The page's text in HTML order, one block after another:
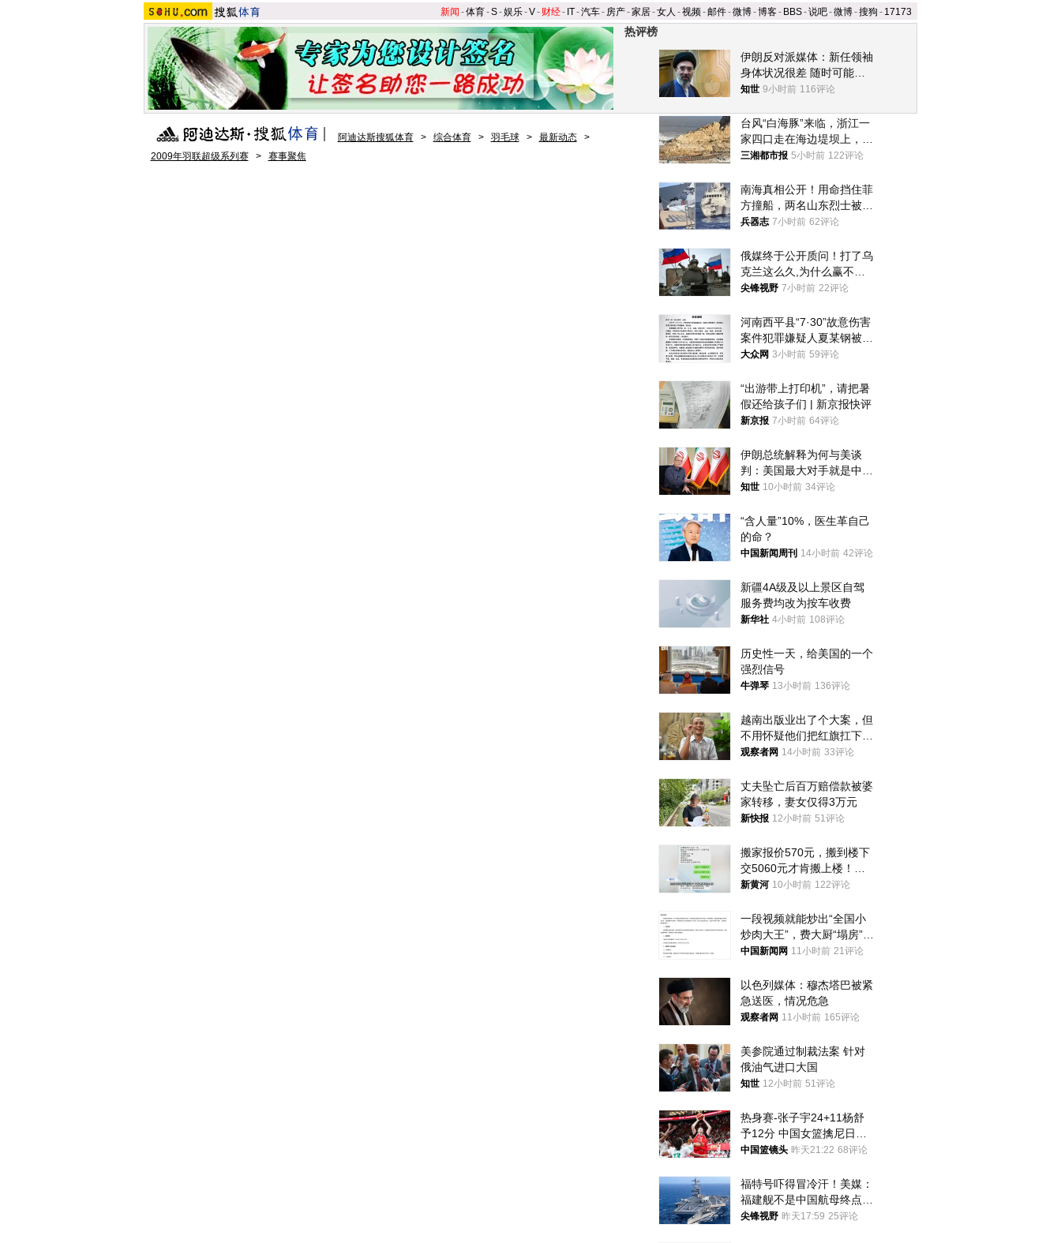
新闻 -体育-S-娱乐-V- 财经- IT-汽车- 房产-家居-女人 -视频-邮件-微博-博客- BBS-说吧-微博-搜狗 - 17173
热评榜
伊朗反对派媒体：新任领袖
身体状况很差 随时可能离
世
知世 9小时前 116评论
台风“白海豚”来临，浙江一
家四口走在海边堤坝上，其
中9岁男孩被巨浪卷入海
三湘都市报 5小时前 122评论
南海真相公开！用命挡住菲
方撞船，两名山东烈士被授
武警最高荣誉
兵器志 7小时前 62评论
俄媒终于公开质问！打了乌
克兰这么久,为什么赢不了?
答案令人沉默
尖锋视野 7小时前 22评论
河南西平县“7·30”故意伤害
案件犯罪嫌疑人夏某钢被抓
获
大众网 3小时前 59评论
“出游带上打印机”，请把暑
假还给孩子们 | 新京报快评
新京报 7小时前 64评论
伊朗总统解释为何与美谈
判：美国最大对手就是中
国，但他们也在对话
知世 10小时前 34评论
“含人量”10%，医生革自己
的命？
中国新闻周刊 14小时前 42评论
新疆4A级及以上景区自驾
服务费均改为按车收费
新华社 4小时前 108评论
历史性一天，给美国的一个
强烈信号
牛弹琴 13小时前 136评论
越南出版业出了个大案，但
不用怀疑他们把红旗扛下去
的决心
观察者网 14小时前 33评论
丈夫坠亡后百万赔偿款被婆
家转移，妻女仅得3万元
新快报 12小时前 51评论
搬家报价570元，搬到楼下
交5060元才肯搬上楼！女
子傻眼了……
新黄河 10小时前 122评论
一段视频就能炒出“全国小
炒肉大王”，费大厨“塌房”了
吗？
中国新闻网 11小时前 21评论
以色列媒体：穆杰塔巴被紧
急送医，情况危急
观察者网 11小时前 165评论
美参院通过制裁法案 针对
俄油气进口大国
知世 12小时前 51评论
热身赛-张子宇24+11杨舒
予12分 中国女篮擒尼日利
亚
中国篮镜头 昨天21:22 68评论
福特号吓得冒冷汗！美媒：
福建舰不是中国航母终点，
而是新起点！
尖锋视野 昨天17:59 25评论
阿迪达斯搜狐体育 > 综合体育 > 羽毛球 > 最新动态
>
2009年羽联超级系列赛
> 赛事聚焦